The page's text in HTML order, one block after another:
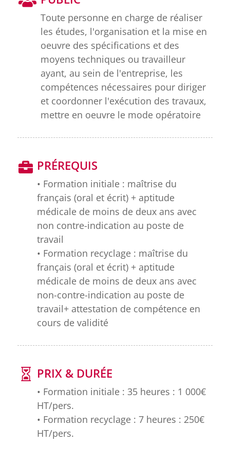
Toute personne en charge de réaliser
les études, l'organisation et la mise en
oeuvre des spécifications et des
moyens techniques ou travailleur
ayant, au sein de l'entreprise, les
compétences nécessaires pour diriger
et coordonner l'exécution des travaux,
mettre en oeuvre le mode opératoire
PRÉREQUIS
• Formation initiale : maîtrise du
français (oral et écrit) + aptitude
médicale de moins de deux ans avec
non contre-indication au poste de
travail
• Formation recyclage : maîtrise du
français (oral et écrit) + aptitude
médicale de moins de deux ans avec
non-contre-indication au poste de
travail+ attestation de compétence en
cours de validité
PRIX & DURÉE
• Formation initiale : 35 heures : 1 000€
HT/pers.
• Formation recyclage : 7 heures : 250€
HT/pers.